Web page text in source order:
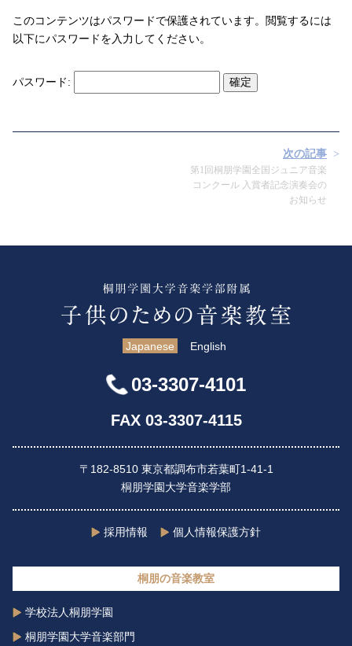
このコンテンツはパスワードで保護されています。閲覧するには
以下にパスワードを入力してください。
パスワード:
次の記事
第1回桐朋学園全国ジュニア音楽
コンクール 入賞者記念演奏会の
お知らせ
Japanese English
03-3307-4101
FAX 03-3307-4115
〒182-8510 東京都調布市若葉町1-41-1
桐朋学園大学音楽学部
採用情報 個人情報保護方針
桐朋の音楽教室
学校法人桐朋学園
桐朋学園大学音楽部門